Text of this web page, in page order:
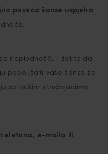
poveća šanse uspjeha
neplodnošću i želite da
poboljšati vaše šanse za
sa našim stručnjacima
e-maila ili